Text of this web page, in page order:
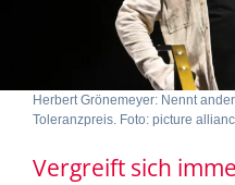
Herbert Grönemeyer: Nennt
Toleranzpreis. Foto: picture
Vergreift sich